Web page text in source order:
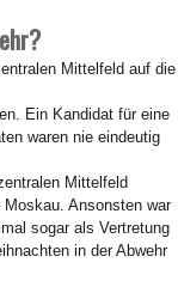
Mittelfeld auf die
Ein Kandidat für eine
waren nie eindeutig
Mittelfeld
Ansonsten war
sogar als Vertretung
in der Abwehr